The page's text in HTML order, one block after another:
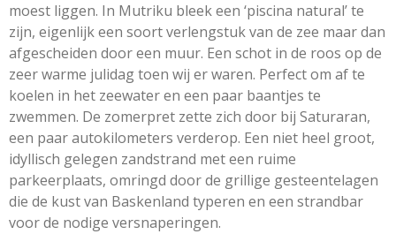
moest liggen. In Mutriku bleek een ‘piscina natural’ te
zijn, eigenlijk een soort verlengstuk van de zee maar dan
afgescheiden door een muur. Een schot in de roos op de
zeer warme julidag toen wij er waren. Perfect om af te
koelen in het zeewater en een paar baantjes te
zwemmen. De zomerpret zette zich door bij Saturaran,
een paar autokilometers verderop. Een niet heel groot,
idyllisch gelegen zandstrand met een ruime
parkeerplaats, omringd door de grillige gesteentelagen
die de kust van Baskenland typeren en een strandbar
voor de nodige versnaperingen.